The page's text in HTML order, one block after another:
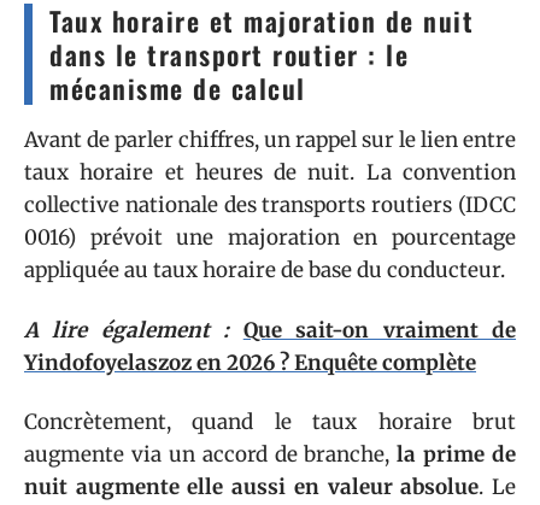
Taux horaire et majoration de nuit
dans le transport routier : le
mécanisme de calcul
Avant de parler chiffres, un rappel sur le lien entre
taux horaire et heures de nuit. La convention
collective nationale des transports routiers (IDCC
0016) prévoit une majoration en pourcentage
appliquée au taux horaire de base du conducteur.
A lire également : Que sait-on vraiment de
Yindofoyelaszoz en 2026 ? Enquête complète
Concrètement, quand le taux horaire brut
augmente via un accord de branche,la prime de
nuit augmente elle aussi en valeur absolue. Le